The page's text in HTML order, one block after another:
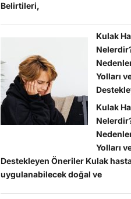
Belirtileri,
Kulak
Yolları
Kulak
Yolları
Destekleyen Öneriler Kulak
uygulanabilecek doğal ve